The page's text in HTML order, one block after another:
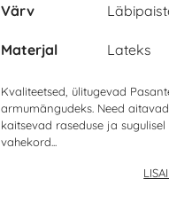
Värv
Materjal Lateks
Kvaliteetsed, ülitugevad
armumängudeks. Need
kaitsevad raseduse ja
vahekord...